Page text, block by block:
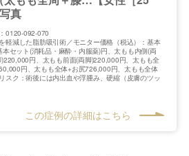
真
0120-092-070
軽減した脂肪吸引術／モニター価格（税込）：基本
セット(消耗品・麻酔・内服薬)円、太もも内側(両
円、太もも前面(両脚)220,000円、太もも全
円、太もも全体+お尻726,000円、太もも全体
スク：術後には内出血や浮腫み、硬縮（皮膚のツッ
この症例の詳細はこちら